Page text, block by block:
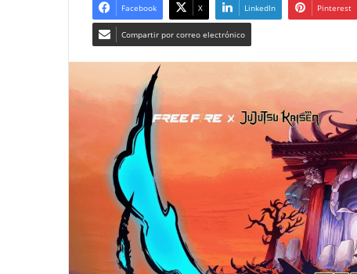
Facebook X LinkedIn Pinterest
Compartir por correo electrónico